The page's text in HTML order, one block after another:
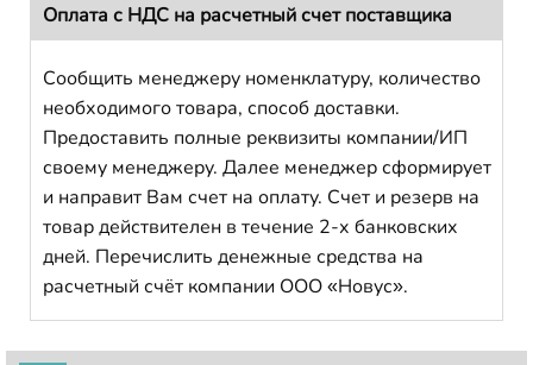
Оплата с НДС на расчетный счет поставщика
Сообщить менеджеру номенклатуру, количество
необходимого товара, способ доставки.
Предоставить полные реквизиты компании/ИП
своему менеджеру. Далее менеджер сформирует
и направит Вам счет на оплату. Счет и резерв на
товар действителен в течение 2-х банковских
дней. Перечислить денежные средства на
расчетный счёт компании ООО «Новус».